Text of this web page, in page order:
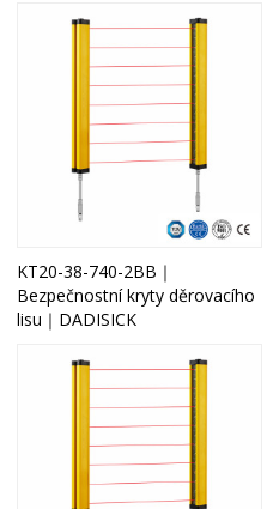
KT20-38-740-2BB｜
Bezpečnostní kryty děrovacího
lisu｜DADISICK